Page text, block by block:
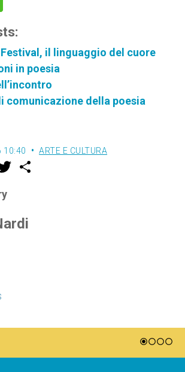
il linguaggio del cuore
in poesia
comunicazione della poesia
10:40 ARTE E CULTURA
w
r